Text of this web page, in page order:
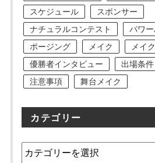
スケジュール
スポンサー
ナチュラルコンテスト
パワ
ポージング
メイク
メイ
優勝者インタビュー
出場条件
注意事項
舞台メイク
カテゴリー
テ